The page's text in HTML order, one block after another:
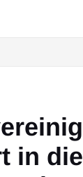
in die